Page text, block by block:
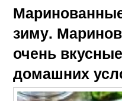
зиму.
очень
домашних